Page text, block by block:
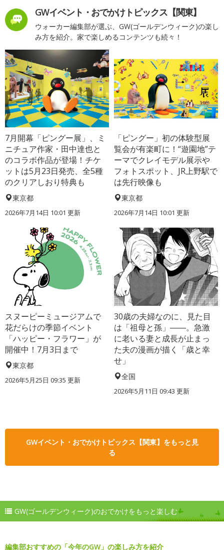
GWイベント・おでかけトピックス【関東】
ウォーカー編集部が選ぶ、GW(ゴールデンウィーク)の楽し
み方を紹介。家で楽しめるコンテンツも続々！
7月開幕「ピングー展」、ミ
ニチュア作家・田中達也と
のコラボ作品が登場！チケ
ットは5月23日発売、全5種
のクリアしおり特典も
東京都
2026年7月14日 10:01 更新
「ピングー」初の体験型展
覧会が有楽町に！“遊園地”テ
ーマでクレイモデル展示や
フォトスポット、JR上野駅で
は先行映像も
東京都
2026年7月14日 10:01 更新
スヌーピーミュージアムで
花だらけの季節イベント
「ハッピー・フラワー」が
開催中！7月3日まで
東京都
2026年5月25日 09:35 更新
30歳の夫婦なのに、見た目
は「祖母と孫」――。急激
に老いる妻と成長が止まっ
た夫の漫画が描く「歳と幸
せ」
全国
2026年5月11日 09:43 更新
GWイベント・おでかけトピックス【関東】をもっと見
る
GW(ゴールデンウィーク)のおでかけをもっと楽しむ
編集部おすすめの「今年のGW」の楽しみ方を紹介